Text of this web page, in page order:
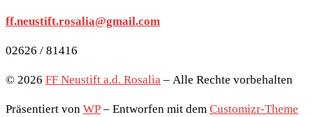
ff.neustift.rosalia@gmail.com
02626 / 81416
© 2026 FF Neustift a.d. Rosalia – Alle Rechte vorbehalten
Präsentiert von WP – Entworfen mit dem Customizr-Theme